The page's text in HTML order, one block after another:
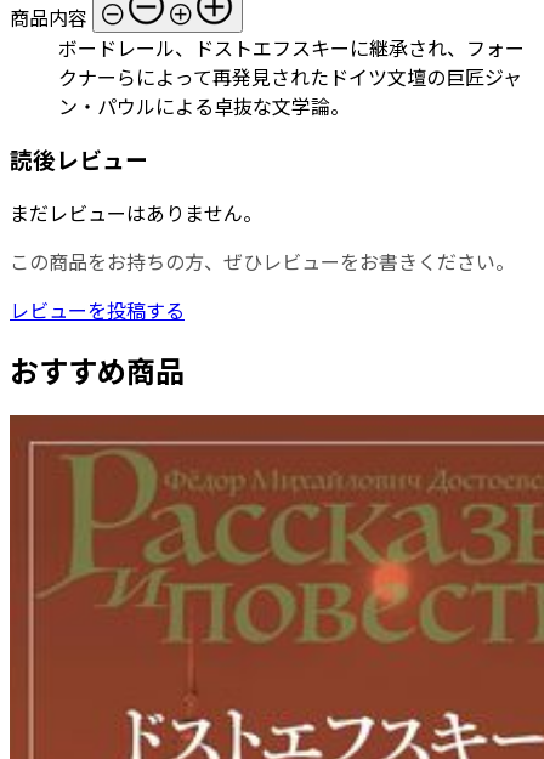
商品内容
ボードレール、ドストエフスキーに継承され、フォー
クナーらによって再発見されたドイツ文壇の巨匠ジャ
ン・パウルによる卓抜な文学論。
読後レビュー
まだレビューはありません。
この商品をお持ちの方、ぜひレビューをお書きください。
レビューを投稿する
おすすめ商品